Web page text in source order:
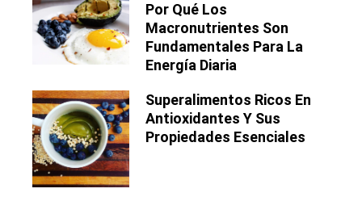
Por Qué Los
Macronutrientes Son
Fundamentales Para La
Energía Diaria
Superalimentos Ricos En
Antioxidantes Y Sus
Propiedades Esenciales